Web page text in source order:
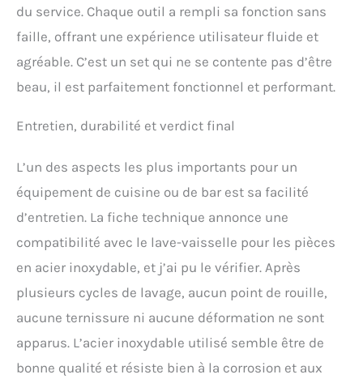
du service. Chaque outil a rempli sa fonction sans
faille, offrant une expérience utilisateur fluide et
agréable. C’est un set qui ne se contente pas d’être
beau, il est parfaitement fonctionnel et performant.
Entretien, durabilité et verdict final
L’un des aspects les plus importants pour un
équipement de cuisine ou de bar est sa facilité
d’entretien. La fiche technique annonce une
compatibilité avec le lave-vaisselle pour les pièces
en acier inoxydable, et j’ai pu le vérifier. Après
plusieurs cycles de lavage, aucun point de rouille,
aucune ternissure ni aucune déformation ne sont
apparus. L’acier inoxydable utilisé semble être de
bonne qualité et résiste bien à la corrosion et aux